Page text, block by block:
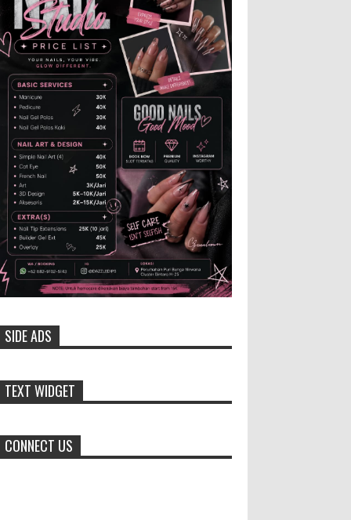
‎BLORA – Wakil Bupati Blora Hj.
Setyorini menghadiri Rapat Anggota
Tahunan (RAT) Kelompok Tani Hutan (KTH)
Masjid Baitur Mulyo yang dig...
Anggota Karang Taruna Urunan
Demi Nobar Indonesia Lawan
Vietnam
Pertandingan sepakbola antara
Tim Indonesia dan Vietnam tidak dilewatkan
begitu saha oleh penggemar bola, termasuk
karang taruna bahkan mere...
Santri Milenial Siap Sukseskan
Program PTSL
santri milenial, sehingga bisa turut
Menko Zulhas Wajibkan Program
Bahan Pangan dari Desa
BLORA - Menteri Koordinator
SIDE ADS
TEXT WIDGET
CONNECT US